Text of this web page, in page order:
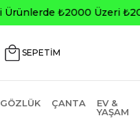
SEPETİM
GÖZLÜK ÇANTA
EV &
YAŞAM